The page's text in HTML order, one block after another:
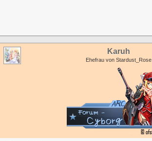
Karuh
Ehefrau von Stardust_Rose